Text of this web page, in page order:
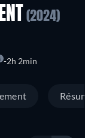
(2024)
2h 2min